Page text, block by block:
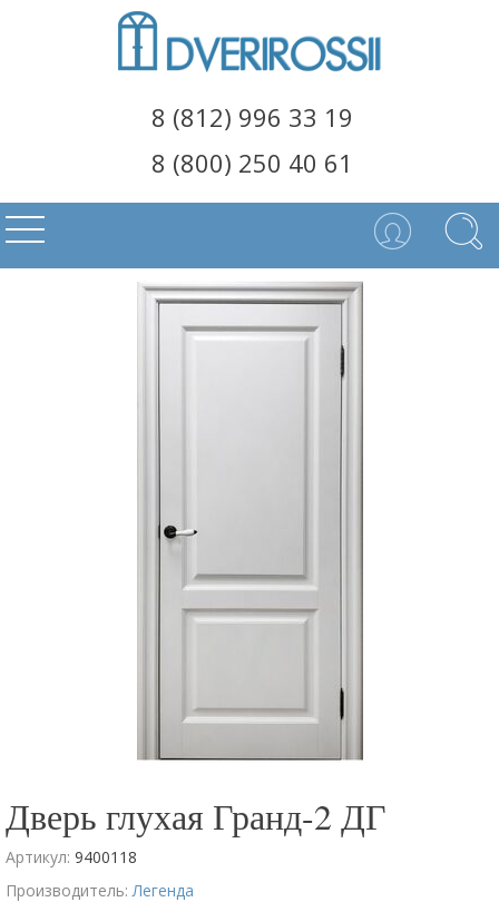
8 (812) 996 33 19
8 (800) 250 40 61
Дверь глухая Гранд-2 ДГ
Артикул: 9400118
Производитель:Легенда